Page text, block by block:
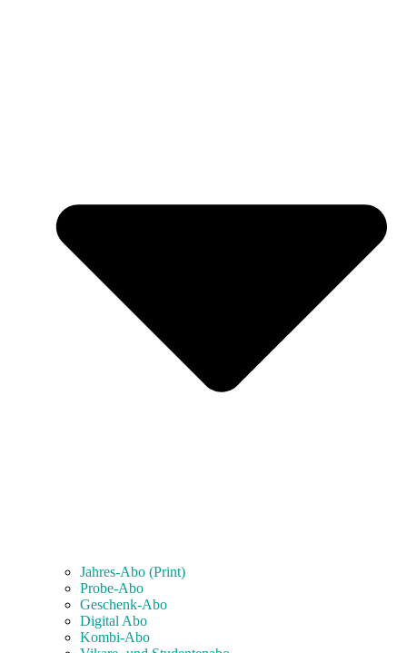
Jahres-Abo (Print)
Probe-Abo
Geschenk-Abo
Digital Abo
Kombi-Abo